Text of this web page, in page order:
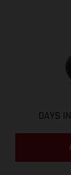
DAYS